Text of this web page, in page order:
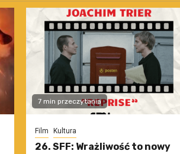
7 min przeczytania
Film Kultura
26. SFF: Wrażliwość to nowy